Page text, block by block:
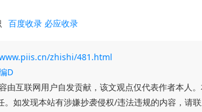
百度收录 必应收录
zhishi/481.html
D
由互联网用户自发贡献，该文观点仅代表作者本人
。如发现本站有涉嫌抄袭侵权/违法违规的内容，请联